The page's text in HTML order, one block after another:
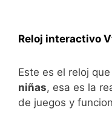
Reloj interactivo
Este es el reloj que
niñas, esa es la
de juegos y